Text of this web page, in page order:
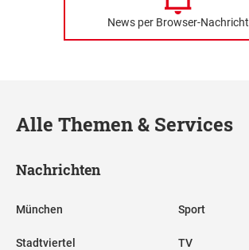
News per Browser-Nachricht
Alle Themen & Services
Nachrichten
München
Stadtviertel
Sport
TV